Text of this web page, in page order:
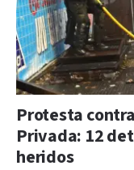
Protesta
Privada: 12
heridos